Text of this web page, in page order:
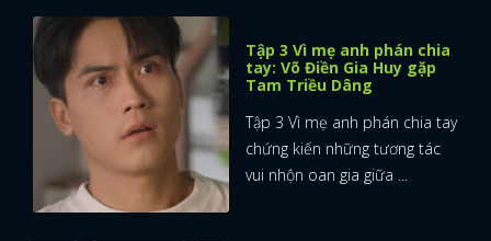
Tập 3 Vì mẹ anh phán chia
tay: Võ Điền Gia Huy gặp
Tam Triều Dâng
Tập 3 Vì mẹ anh phán chia tay
chứng kiến những tương tác
vui nhộn oan gia giữa ...